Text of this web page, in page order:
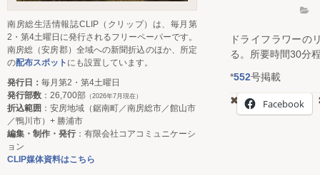
ドライフラワーの
る。所要時間30分
*552号掲載
Facebook
南房総生活情報誌CLIP（クリップ）は、毎月第
2・第4土曜日に発行されるフリーペーパーです。
南房総（安房郡）全域への新聞折込のほか、所定
の配布スポット にも設置しています。
発行日： 毎月第2・第4土曜日
発行部数 ：26,700部 （2026年7月現在）
折込範囲 ：安房地域（鋸南町／南房総市／館山市
／鴨川市）+ 勝浦市
編集・制作・発行：有限会社コアコミュニケーシ
ョン
CLIP媒体資料はこちら